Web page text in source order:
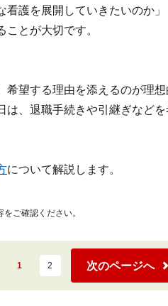
護を展開していきたいのか
とが大切です。
希望する理由を添えるのが理
は、退職手続きや引継ぎなど
について解説します。
ご確認ください。
1 2 次のページへ